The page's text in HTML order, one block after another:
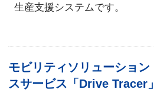
生産支援システムです。
モビリティソリューショ
スサービス「Drive Tracer」